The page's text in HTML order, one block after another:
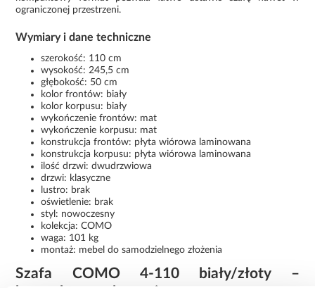
ograniczonej przestrzeni.
Wymiary i dane techniczne
szerokość: 110 cm
wysokość: 245,5 cm
głębokość: 50 cm
kolor frontów: biały
kolor korpusu: biały
wykończenie frontów: mat
wykończenie korpusu: mat
konstrukcja frontów: płyta wiórowa laminowana
konstrukcja korpusu: płyta wiórowa laminowana
ilość drzwi: dwudrzwiowa
drzwi: klasyczne
lustro: brak
oświetlenie: brak
styl: nowoczesny
kolekcja: COMO
waga: 101 kg
montaż: mebel do samodzielnego złożenia
Szafa COMO 4-110 biały/złoty –